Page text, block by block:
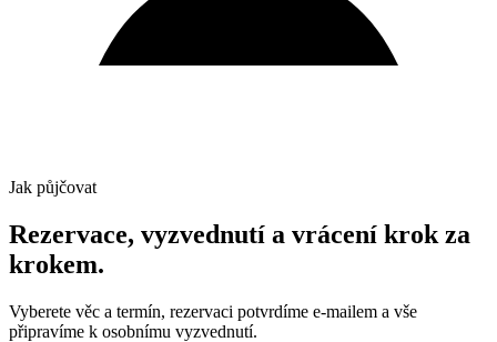
Jak půjčovat
Rezervace, vyzvednutí a vrácení krok za
krokem.
Vyberete věc a termín, rezervaci potvrdíme e-mailem a vše
připravíme k osobnímu vyzvednutí.